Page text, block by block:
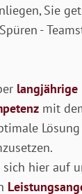
Sie
-
langjährige
mit
sich hier auf